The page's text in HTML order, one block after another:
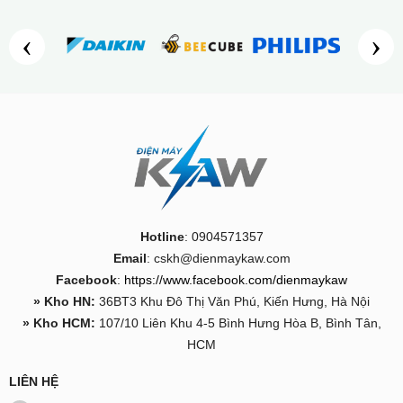
‹ ›
Hotline: 0904571357
Email: cskh@dienmaykaw.com
Facebook: https://www.facebook.com/dienmaykaw
» Kho HN: 36BT3 Khu Đô Thị Văn Phú, Kiến Hưng, Hà Nội
» Kho HCM: 107/10 Liên Khu 4-5 Bình Hưng Hòa B, Bình Tân,
HCM
LIÊN HỆ